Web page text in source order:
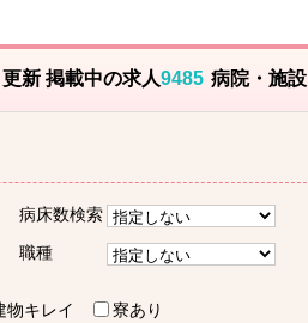
新 掲載中の求人9485 病院・施設
病床数検索
職種
物キレイ 寮あり